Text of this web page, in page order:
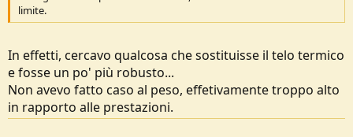
limite.
In effetti, cercavo qualcosa che sostituisse il telo termico
e fosse un po' più robusto...
Non avevo fatto caso al peso, effetivamente troppo alto
in rapporto alle prestazioni.